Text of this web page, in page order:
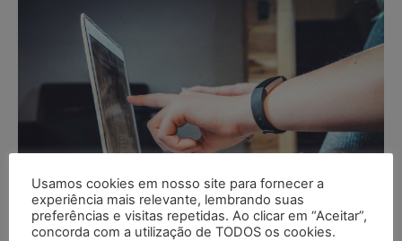
Usamos cookies em nosso site para fornecer a
experiência mais relevante, lembrando suas
preferências e visitas repetidas. Ao clicar em “Aceitar”,
concorda com a utilização de TODOS os cookies.